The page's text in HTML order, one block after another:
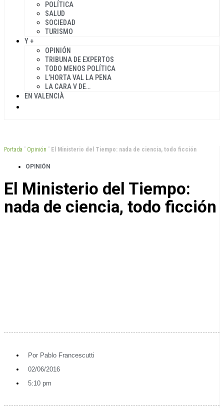
POLÍTICA
SALUD
SOCIEDAD
TURISMO
Y +
OPINIÓN
TRIBUNA DE EXPERTOS
TODO MENOS POLÍTICA
L’HORTA VAL LA PENA
LA CARA V DE…
EN VALENCIÀ
Portada ” Opinión ” El Ministerio del Tiempo: nada de ciencia, todo ficción
OPINIÓN
El Ministerio del Tiempo:
nada de ciencia, todo ficción
Por Pablo Francescutti
02/06/2016
5:10 pm